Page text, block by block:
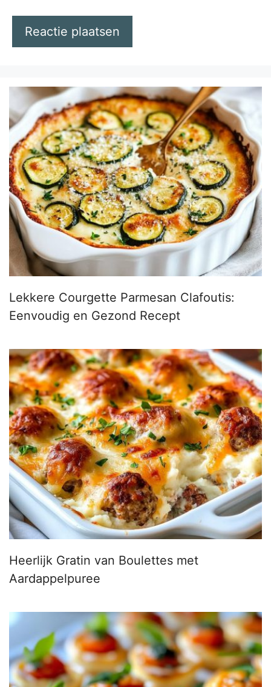
Lekkere Courgette Parmesan Clafoutis:
Eenvoudig en Gezond Recept
Heerlijk Gratin van Boulettes met
Aardappelpuree